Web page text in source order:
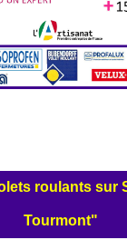
roulants sur
Tourmont"